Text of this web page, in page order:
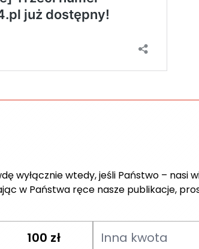
wyłącznie wtedy, jeśli Państwo – nasi
w Państwa ręce nasze publikacje,
100 zł